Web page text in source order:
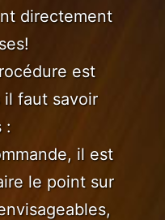
directement
est
il faut savoir
:
il est
le point sur